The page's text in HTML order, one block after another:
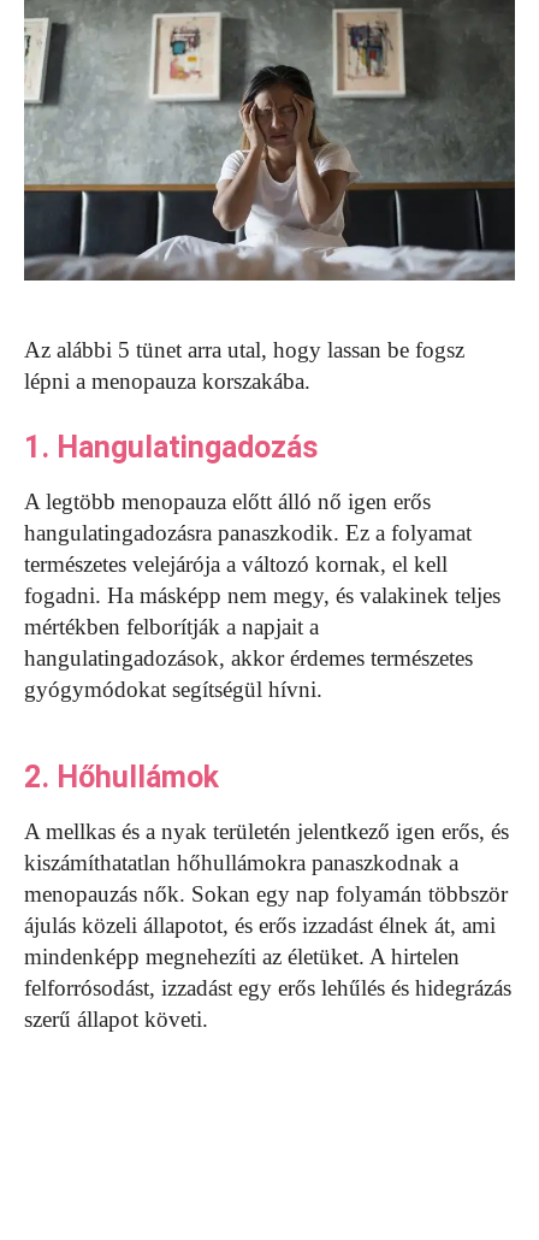
Az alábbi 5 tünet arra utal, hogy lassan be fogsz
lépni a menopauza korszakába.
1. Hangulatingadozás
A legtöbb menopauza előtt álló nő igen erős
hangulatingadozásra panaszkodik. Ez a folyamat
természetes velejárója a változó kornak, el kell
fogadni. Ha másképp nem megy, és valakinek teljes
mértékben felborítják a napjait a
hangulatingadozások, akkor érdemes természetes
gyógymódokat segítségül hívni.
2. Hőhullámok
A mellkas és a nyak területén jelentkező igen erős, és
kiszámíthatatlan hőhullámokra panaszkodnak a
menopauzás nők. Sokan egy nap folyamán többször
ájulás közeli állapotot, és erős izzadást élnek át, ami
mindenképp megnehezíti az életüket. A hirtelen
felforrósodást, izzadást egy erős lehűlés és hidegrázás
szerű állapot követi.